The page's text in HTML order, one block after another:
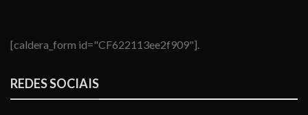
[caldera_form id="CF622113ee2f909"].
REDES SOCIAIS